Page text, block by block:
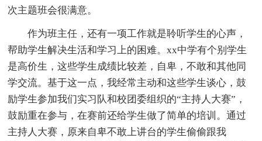
次主题班会很满意。
作为班主任，还有一项工作就是聆听学生的心声，
帮助学生解决生活和学习上的困难。xx中学有个别学生
是高价生，这些学生成绩比较差，自卑，不敢和其他同
学交流。基于这一点，我经常主动和这些学生谈心，鼓
励学生参加我们实习队和校团委组织的“主持人大赛”，
鼓励重在参与，在赛前还给学生做了简单的培训。通过
主持人大赛，原来自卑不敢上讲台的学生偷偷跟我